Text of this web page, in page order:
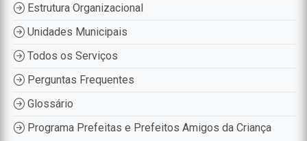
Estrutura Organizacional
Unidades Municipais
Todos os Serviços
Perguntas Frequentes
Glossário
Programa Prefeitas e Prefeitos Amigos da Criança